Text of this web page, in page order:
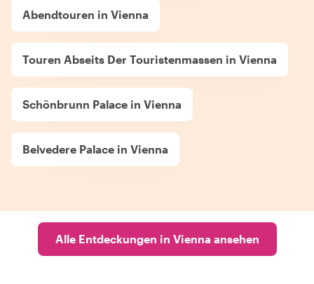
Abendtouren in Vienna
Touren Abseits Der Touristenmassen in Vienna
Schönbrunn Palace in Vienna
Belvedere Palace in Vienna
Alle Entdeckungen in Vienna ansehen